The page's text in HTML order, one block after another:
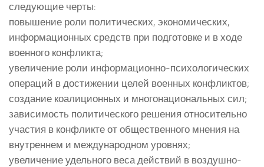
следующие черты:
повышение роли политических, экономических,
информационных средств при подготовке и в ходе
военного конфликта;
увеличение роли информационно-психологических
операций в достижении целей военных конфликтов;
создание коалиционных и многонациональных сил;
зависимость политического решения относительно
участия в конфликте от общественного мнения на
внутреннем и международном уровнях;
увеличение удельного веса действий в воздушно-